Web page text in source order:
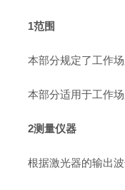
1范围
本部分规定了工作
本部分适用于工作
2测量仪器
根据激光器的输出